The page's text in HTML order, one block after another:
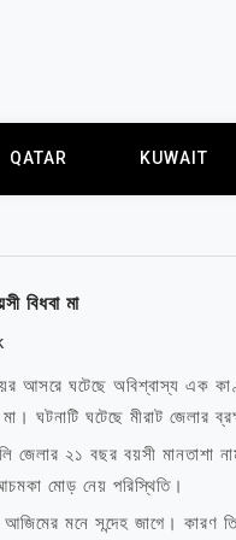
QATAR KUWAIT
বিধবা মা
আসরে ঘটেছে অবিশ্বাস্য এক
ঘটনাটি ঘটেছে মীরাট জেলার
জেলার ২১ বছর বয়সী মানতাশা
মোড় নেয় পরিস্থিতি।
মনে সন্দেহ জাগে। কারণ